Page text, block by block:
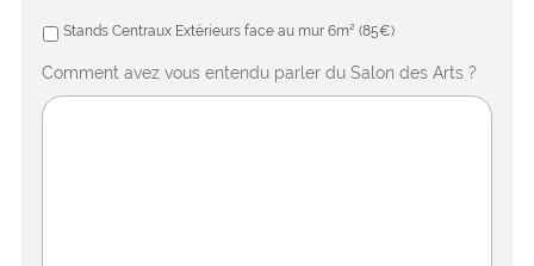
Stands Centraux Extérieurs face au mur 6m² (85€)
Comment avez vous entendu parler du Salon des Arts ?